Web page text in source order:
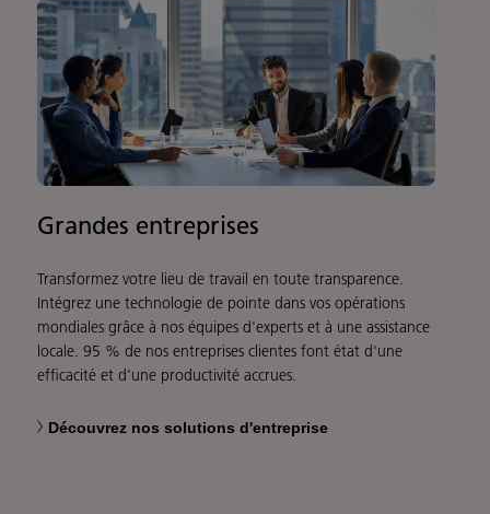
Grandes entreprises
Transformez votre lieu de travail en toute transparence.
Intégrez une technologie de pointe dans vos opérations
mondiales grâce à nos équipes d'experts et à une assistance
locale. 95 % de nos entreprises clientes font état d'une
efficacité et d'une productivité accrues.
Découvrez nos solutions d'entreprise